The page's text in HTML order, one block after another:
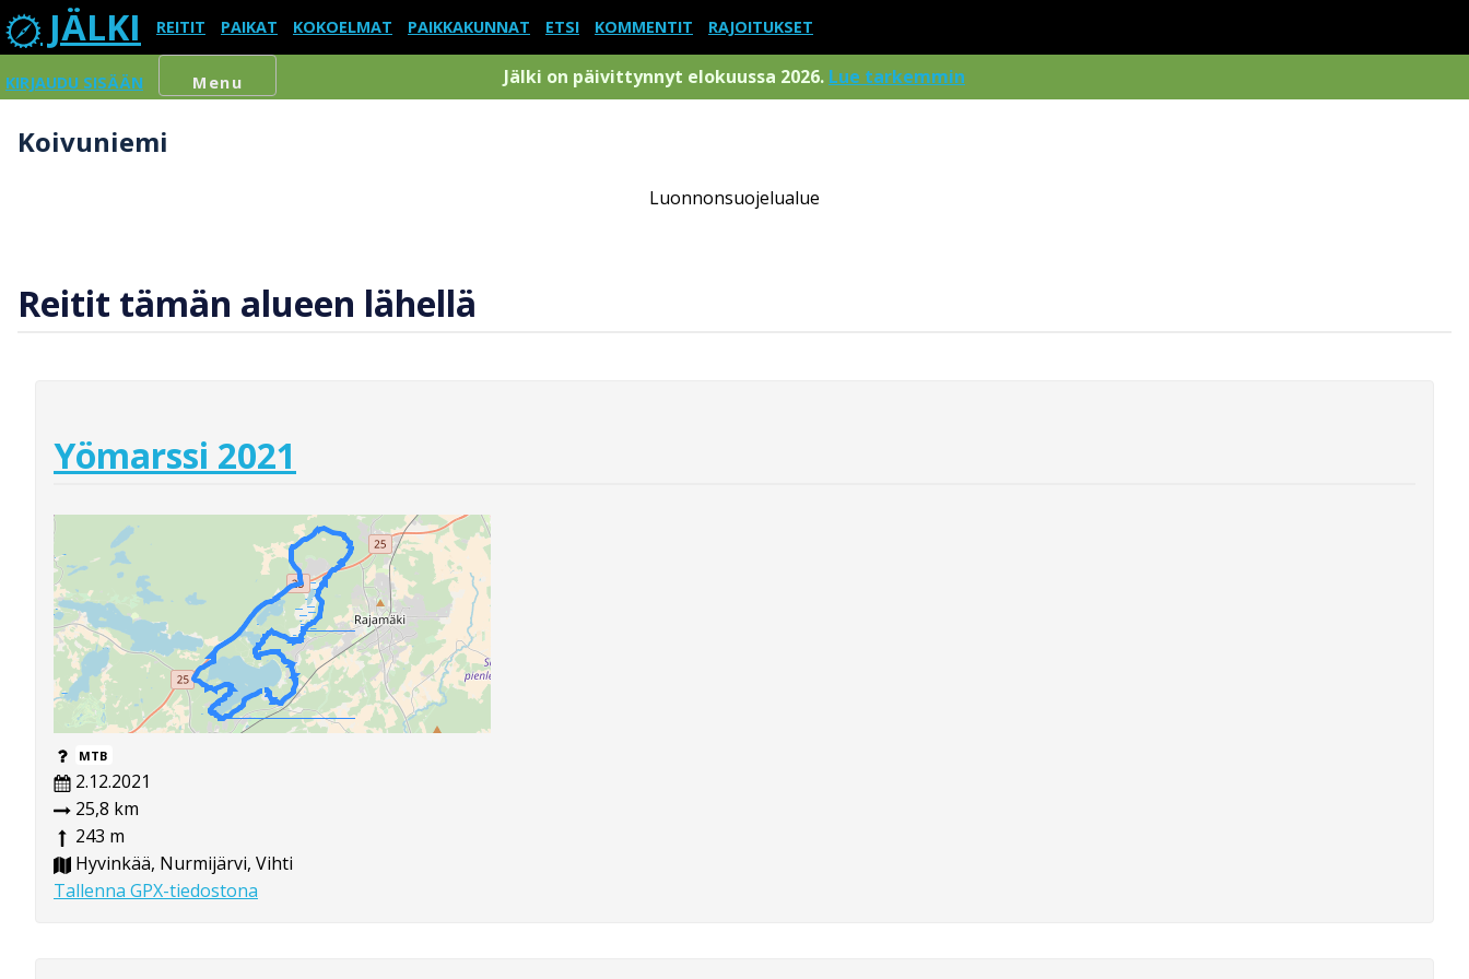
JÄLKI REITIT PAIKAT KOKOELMAT PAIKKAKUNNAT ETSI KOMMENTIT RAJOITUKSET
KIRJAUDU SISÄÄN Menu Jälki on päivittynnyt elokuussa 2026. Lue tarkemmin
Koivuniemi
Luonnonsuojelualue
Reitit tämän alueen lähellä
Yömarssi 2021
MTB
2.12.2021
25,8 km
243 m
Hyvinkää, Nurmijärvi, Vihti
Tallenna GPX-tiedostona